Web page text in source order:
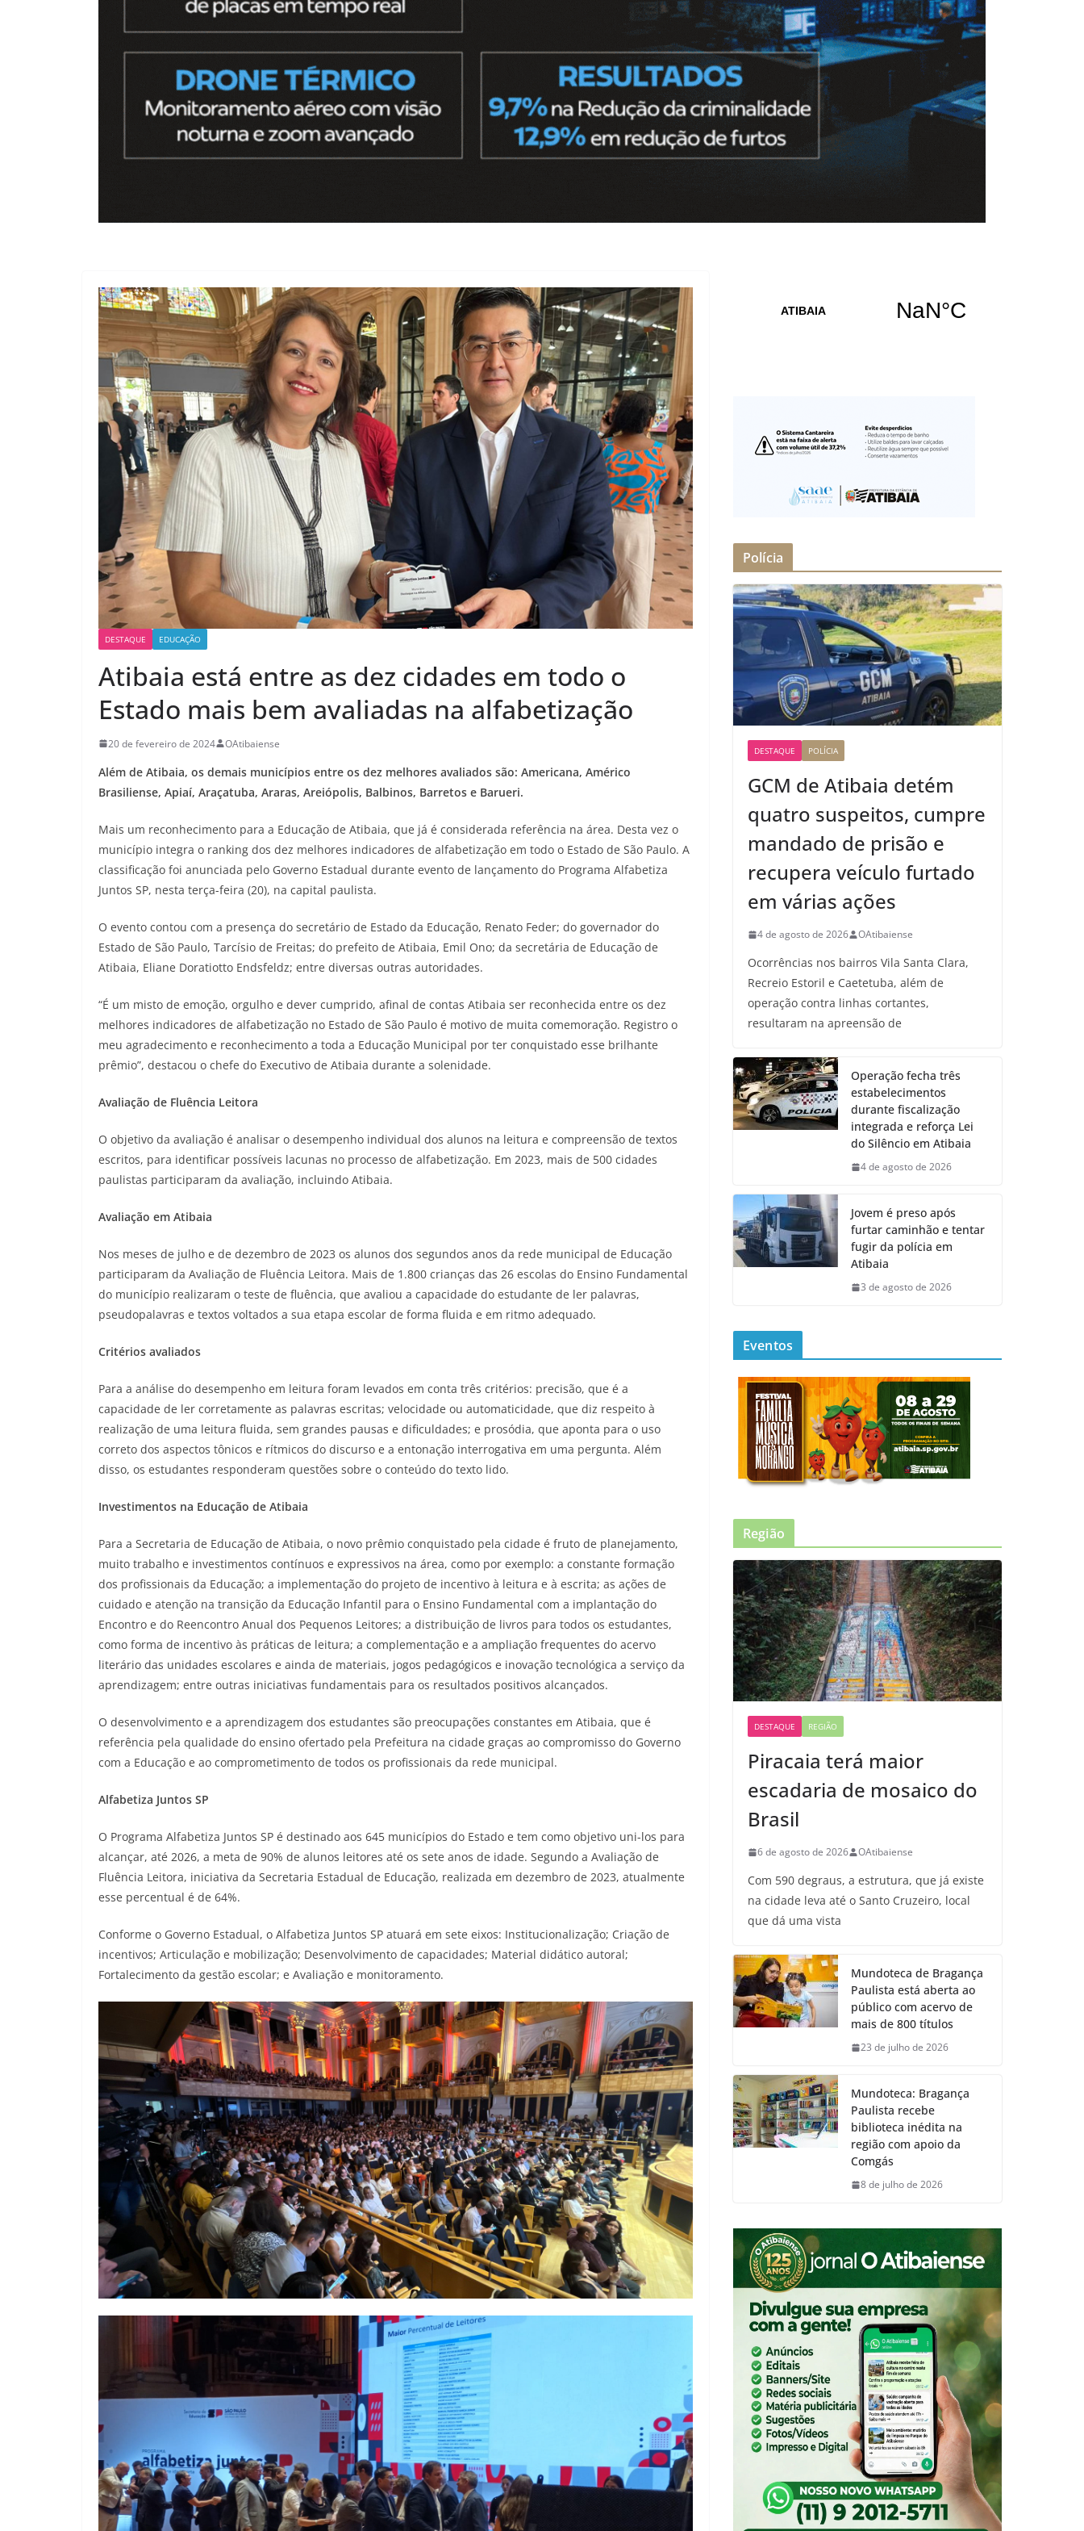
DESTAQUE EDUCAÇÃO
Atibaia está entre as dez cidades em todo o
Estado mais bem avaliadas na alfabetização
20 de fevereiro de 2024 OAtibaiense
Além de Atibaia, os demais municípios entre os dez melhores avaliados são: Americana, Américo
Brasiliense, Apiaí, Araçatuba, Araras, Areiópolis, Balbinos, Barretos e Barueri.
Mais um reconhecimento para a Educação de Atibaia, que já é considerada referência na área. Desta vez o
município integra o ranking dos dez melhores indicadores de alfabetização em todo o Estado de São Paulo. A
classificação foi anunciada pelo Governo Estadual durante evento de lançamento do Programa Alfabetiza
Juntos SP, nesta terça-feira (20), na capital paulista.
O evento contou com a presença do secretário de Estado da Educação, Renato Feder; do governador do
Estado de São Paulo, Tarcísio de Freitas; do prefeito de Atibaia, Emil Ono; da secretária de Educação de
Atibaia, Eliane Doratiotto Endsfeldz; entre diversas outras autoridades.
“É um misto de emoção, orgulho e dever cumprido, afinal de contas Atibaia ser reconhecida entre os dez
melhores indicadores de alfabetização no Estado de São Paulo é motivo de muita comemoração. Registro o
meu agradecimento e reconhecimento a toda a Educação Municipal por ter conquistado esse brilhante
prêmio”, destacou o chefe do Executivo de Atibaia durante a solenidade.
Avaliação de Fluência Leitora
O objetivo da avaliação é analisar o desempenho individual dos alunos na leitura e compreensão de textos
escritos, para identificar possíveis lacunas no processo de alfabetização. Em 2023, mais de 500 cidades
paulistas participaram da avaliação, incluindo Atibaia.
Avaliação em Atibaia
Nos meses de julho e de dezembro de 2023 os alunos dos segundos anos da rede municipal de Educação
participaram da Avaliação de Fluência Leitora. Mais de 1.800 crianças das 26 escolas do Ensino Fundamental
do município realizaram o teste de fluência, que avaliou a capacidade do estudante de ler palavras,
pseudopalavras e textos voltados a sua etapa escolar de forma fluida e em ritmo adequado.
Critérios avaliados
Para a análise do desempenho em leitura foram levados em conta três critérios: precisão, que é a
capacidade de ler corretamente as palavras escritas; velocidade ou automaticidade, que diz respeito à
realização de uma leitura fluida, sem grandes pausas e dificuldades; e prosódia, que aponta para o uso
correto dos aspectos tônicos e rítmicos do discurso e a entonação interrogativa em uma pergunta. Além
disso, os estudantes responderam questões sobre o conteúdo do texto lido.
Investimentos na Educação de Atibaia
Para a Secretaria de Educação de Atibaia, o novo prêmio conquistado pela cidade é fruto de planejamento,
muito trabalho e investimentos contínuos e expressivos na área, como por exemplo: a constante formação
dos profissionais da Educação; a implementação do projeto de incentivo à leitura e à escrita; as ações de
cuidado e atenção na transição da Educação Infantil para o Ensino Fundamental com a implantação do
Encontro e do Reencontro Anual dos Pequenos Leitores; a distribuição de livros para todos os estudantes,
como forma de incentivo às práticas de leitura; a complementação e a ampliação frequentes do acervo
literário das unidades escolares e ainda de materiais, jogos pedagógicos e inovação tecnológica a serviço da
aprendizagem; entre outras iniciativas fundamentais para os resultados positivos alcançados.
O desenvolvimento e a aprendizagem dos estudantes são preocupações constantes em Atibaia, que é
referência pela qualidade do ensino ofertado pela Prefeitura na cidade graças ao compromisso do Governo
com a Educação e ao comprometimento de todos os profissionais da rede municipal.
Alfabetiza Juntos SP
O Programa Alfabetiza Juntos SP é destinado aos 645 municípios do Estado e tem como objetivo uni-los para
alcançar, até 2026, a meta de 90% de alunos leitores até os sete anos de idade. Segundo a Avaliação de
Fluência Leitora, iniciativa da Secretaria Estadual de Educação, realizada em dezembro de 2023, atualmente
esse percentual é de 64%.
Conforme o Governo Estadual, o Alfabetiza Juntos SP atuará em sete eixos: Institucionalização; Criação de
incentivos; Articulação e mobilização; Desenvolvimento de capacidades; Material didático autoral;
Fortalecimento da gestão escolar; e Avaliação e monitoramento.
Polícia
DESTAQUE POLÍCIA
GCM de Atibaia detém
quatro suspeitos, cumpre
mandado de prisão e
recupera veículo furtado
em várias ações
4 de agosto de 2026 OAtibaiense
Ocorrências nos bairros Vila Santa Clara,
Recreio Estoril e Caetetuba, além de
operação contra linhas cortantes,
resultaram na apreensão de
Operação fecha três
estabelecimentos
durante fiscalização
integrada e reforça Lei
do Silêncio em Atibaia
4 de agosto de 2026
Jovem é preso após
furtar caminhão e tentar
fugir da polícia em
Atibaia
3 de agosto de 2026
Eventos
Região
DESTAQUE REGIÃO
Piracaia terá maior
escadaria de mosaico do
Brasil
6 de agosto de 2026 OAtibaiense
Com 590 degraus, a estrutura, que já existe
na cidade leva até o Santo Cruzeiro, local
que dá uma vista
Mundoteca de Bragança
Paulista está aberta ao
público com acervo de
mais de 800 títulos
23 de julho de 2026
Mundoteca: Bragança
Paulista recebe
biblioteca inédita na
região com apoio da
Comgás
8 de julho de 2026